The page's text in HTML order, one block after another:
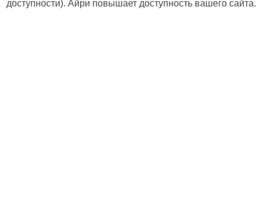
доступности). Айри повышает доступность вашего сайта.